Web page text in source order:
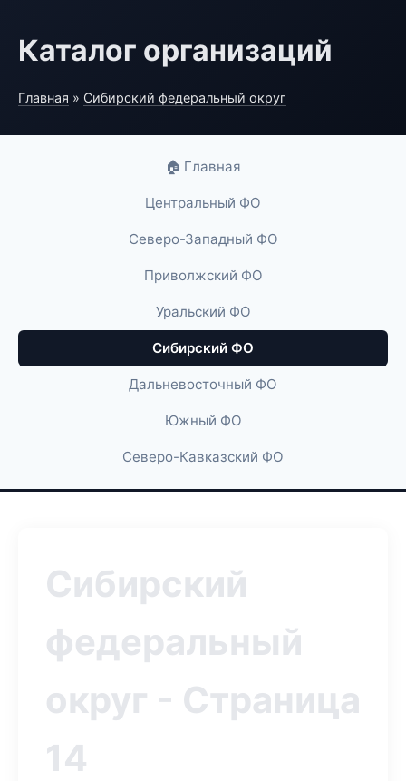
Каталог организаций
Главная » Сибирский федеральный округ
🏠 Главная
Центральный ФО
Северо-Западный ФО
Приволжский ФО
Уральский ФО
Сибирский ФО
Дальневосточный ФО
Южный ФО
Северо-Кавказский ФО
Сибирский
федеральный
округ - Страница
14